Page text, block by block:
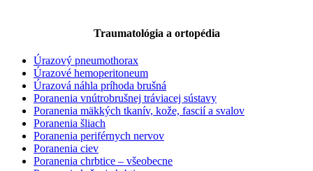
Traumatológia a ortopédia
Úrazový pneumothorax
Úrazové hemoperitoneum
Úrazová náhla príhoda brušná
Poranenia vnútrobrušnej tráviacej sústavy
Poranenia mäkkých tkanív, kože, fascií a svalov
Poranenia šliach
Poranenia periférnych nervov
Poranenia ciev
Poranenia chrbtice – všeobecne